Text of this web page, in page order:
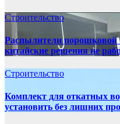
Строительство
Распылители
китайские решения не
Строительство
Комплект для откатных
установить без лишних